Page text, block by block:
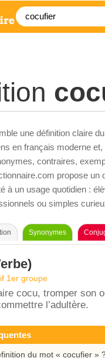
une définition claire
en français moderne et,
contraires,
propose un
à un usage quotidien :
ou simples
Synonymes
1er groupe
cocu, tromper son
l’adultère.
du mot « cocufier »